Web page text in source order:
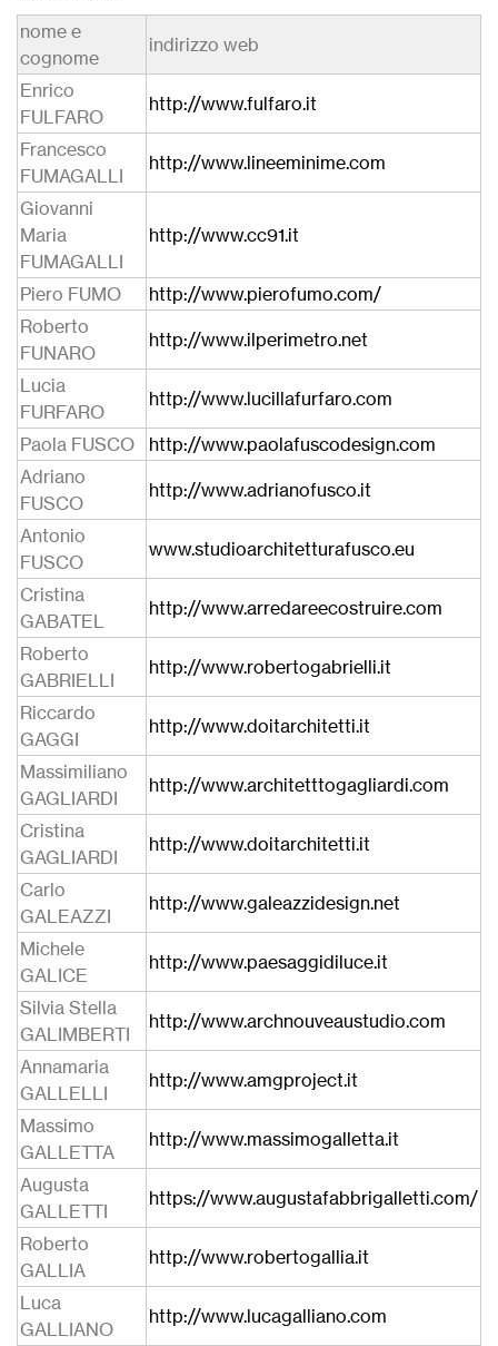
nome e
cognome
indirizzo web
Enrico
FULFARO
http://www.fulfaro.it
Francesco
FUMAGALLI
http://www.lineeminime.com
Giovanni
Maria
FUMAGALLI
http://www.cc91.it
Piero FUMO
http://www.pierofumo.com/
Roberto
FUNARO
http://www.ilperimetro.net
Lucia
FURFARO
http://www.lucillafurfaro.com
Paola FUSCO
http://www.paolafuscodesign.com
Adriano
FUSCO
http://www.adrianofusco.it
Antonio
FUSCO
www.studioarchitetturafusco.eu
Cristina
GABATEL
http://www.arredareecostruire.com
Roberto
GABRIELLI
http://www.robertogabrielli.it
Riccardo
GAGGI
http://www.doitarchitetti.it
Massimiliano
GAGLIARDI
http://www.architetttogagliardi.com
Cristina
GAGLIARDI
http://www.doitarchitetti.it
Carlo
GALEAZZI
http://www.galeazzidesign.net
Michele
GALICE
http://www.paesaggidiluce.it
Silvia Stella
GALIMBERTI
http://www.archnouveaustudio.com
Annamaria
GALLELLI
http://www.amgproject.it
Massimo
GALLETTA
http://www.massimogalletta.it
Augusta
GALLETTI
https://www.augustafabbrigalletti.com/
Roberto
GALLIA
http://www.robertogallia.it
Luca
GALLIANO
http://www.lucagalliano.com